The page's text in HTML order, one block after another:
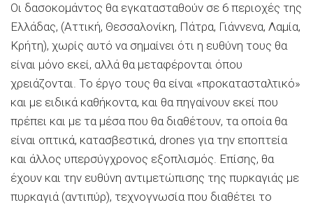
Οι δασοκομάντος θα εγκατασταθούν σε 6 περιοχές της
Ελλάδας, (Αττική, Θεσσαλονίκη, Πάτρα, Γιάννενα, Λαμία,
Κρήτη), χωρίς αυτό να σημαίνει ότι η ευθύνη τους θα
είναι μόνο εκεί, αλλά θα μεταφέρονται όπου
χρειάζονται. Το έργο τους θα είναι «προκατασταλτικό»
και με ειδικά καθήκοντα, και θα πηγαίνουν εκεί που
πρέπει και με τα μέσα που θα διαθέτουν, τα οποία θα
είναι οπτικά, κατασβεστικά, drones για την εποπτεία
και άλλος υπερσύγχρονος εξοπλισμός. Επίσης, θα
έχουν και την ευθύνη αντιμετώπισης της πυρκαγιάς με
πυρκαγιά (αντιπύρ), τεχνογνωσία που διαθέτει το